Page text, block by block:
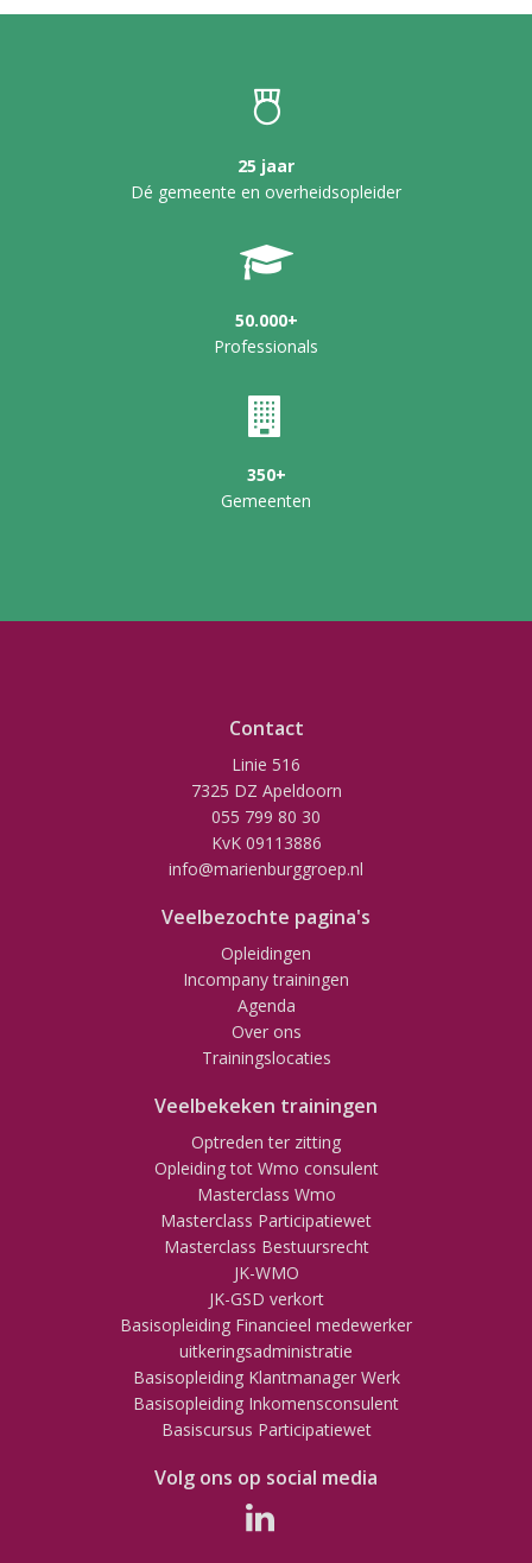
25 jaar
Dé gemeente en overheidsopleider
50.000+
Professionals
350+
Gemeenten
Contact
Linie 516
7325 DZ Apeldoorn
055 799 80 30
KvK 09113886
info@marienburggroep.nl
Veelbezochte pagina's
Opleidingen
Incompany trainingen
Agenda
Over ons
Trainingslocaties
Veelbekeken trainingen
Optreden ter zitting
Opleiding tot Wmo consulent
Masterclass Wmo
Masterclass Participatiewet
Masterclass Bestuursrecht
JK-WMO
JK-GSD verkort
Basisopleiding Financieel medewerker
uitkeringsadministratie
Basisopleiding Klantmanager Werk
Basisopleiding Inkomensconsulent
Basiscursus Participatiewet
Volg ons op social media